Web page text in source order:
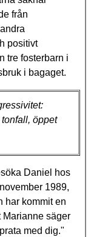
från
positivt
tre fosterbarn i
i bagaget.
öppet
Daniel hos
1989,
har kommit en
Marianne säger
med dig."